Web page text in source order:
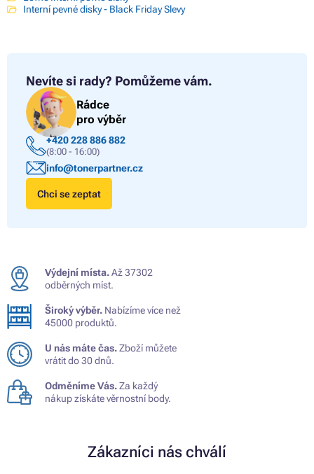
Interní pevné disky - Black Friday Slevy
Nevíte si rady? Pomůžeme vám.
Rádce
pro výběr
+420 228 886 882
(8:00 - 16:00)
info@tonerpartner.cz
Chci se zeptat
Výdejní místa.Až 37302
odběrných míst.
Široký výběr. Nabízíme více než
45000 produktů.
U nás máte čas.Zboží můžete
vrátit do 30 dnů.
Odměníme Vás.Za každý
nákup získáte věrnostní body.
Zákazníci nás chválí